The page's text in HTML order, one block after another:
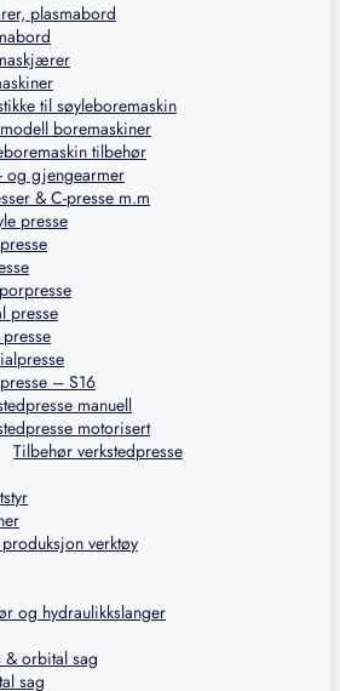
plasmabord
til søyleboremaskin
boremaskiner
tilbehør
og gjengearmer
& C-presse m.m
presse
presse
presse
– S16
manuell
motorisert
Tilbehør verkstedpresse
verktøy
og hydraulikkslanger
& orbital sag
sag